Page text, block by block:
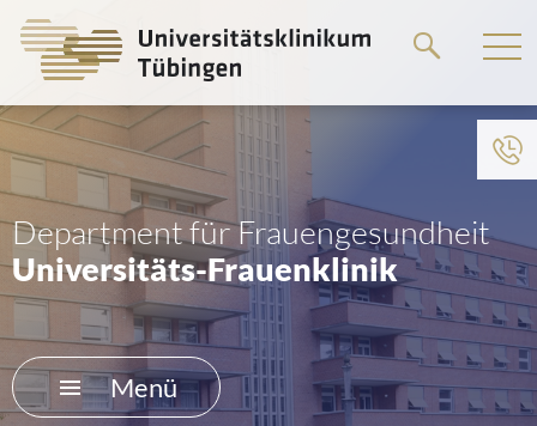
zum
Department für Frauengesundheit
Universitäts-Frauenklinik
Menü